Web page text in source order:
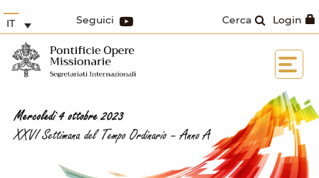
Login
Cerca
Seguici
IT